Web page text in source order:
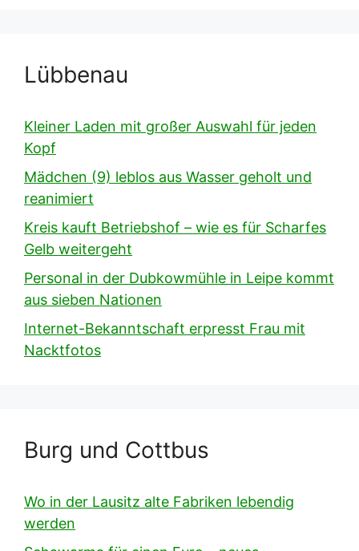
Lübbenau
Kleiner Laden mit großer Auswahl für jeden
Kopf
Mädchen (9) leblos aus Wasser geholt und
reanimiert
Kreis kauft Betriebshof – wie es für Scharfes
Gelb weitergeht
Personal in der Dubkowmühle in Leipe kommt
aus sieben Nationen
Internet-Bekanntschaft erpresst Frau mit
Nacktfotos
Burg und Cottbus
Wo in der Lausitz alte Fabriken lebendig
werden